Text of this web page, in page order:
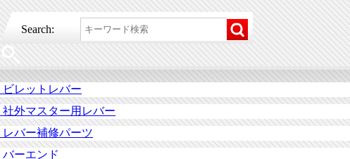
Search:
ビレットレバー
社外マスター用レバー
レバー補修パーツ
バーエンド